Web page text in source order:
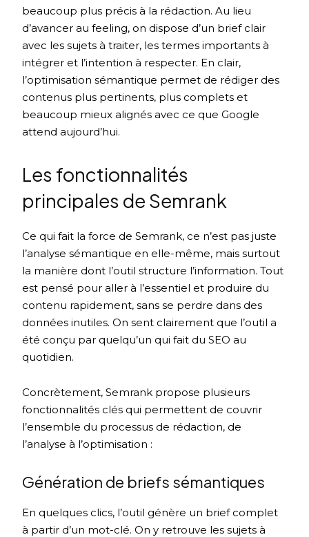
beaucoup plus précis à la rédaction. Au lieu
d’avancer au feeling, on dispose d’un brief clair
avec les sujets à traiter, les termes importants à
intégrer et l’intention à respecter. En clair,
l’optimisation sémantique permet de rédiger des
contenus plus pertinents, plus complets et
beaucoup mieux alignés avec ce que Google
attend aujourd’hui.
Les fonctionnalités
principales de Semrank
Ce qui fait la force de Semrank, ce n’est pas juste
l’analyse sémantique en elle-même, mais surtout
la manière dont l’outil structure l’information. Tout
est pensé pour aller à l’essentiel et produire du
contenu rapidement, sans se perdre dans des
données inutiles. On sent clairement que l’outil a
été conçu par quelqu’un qui fait du SEO au
quotidien.
Concrètement, Semrank propose plusieurs
fonctionnalités clés qui permettent de couvrir
l’ensemble du processus de rédaction, de
l’analyse à l’optimisation :
Génération de briefs sémantiques
En quelques clics, l’outil génère un brief complet
à partir d’un mot-clé. On y retrouve les sujets à